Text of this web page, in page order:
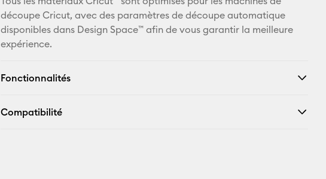
découpe Cricut, avec des paramètres de découpe automatique
disponibles dans Design Space™ afin de vous garantir la meilleure
expérience.
Fonctionnalités
Compatibilité